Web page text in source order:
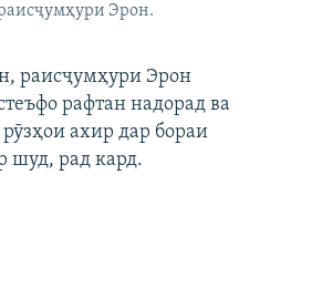
Эрон.
раисҷумҳури Эрон
рафтан надорад ва
ахир дар бораи
шуд, рад кард.